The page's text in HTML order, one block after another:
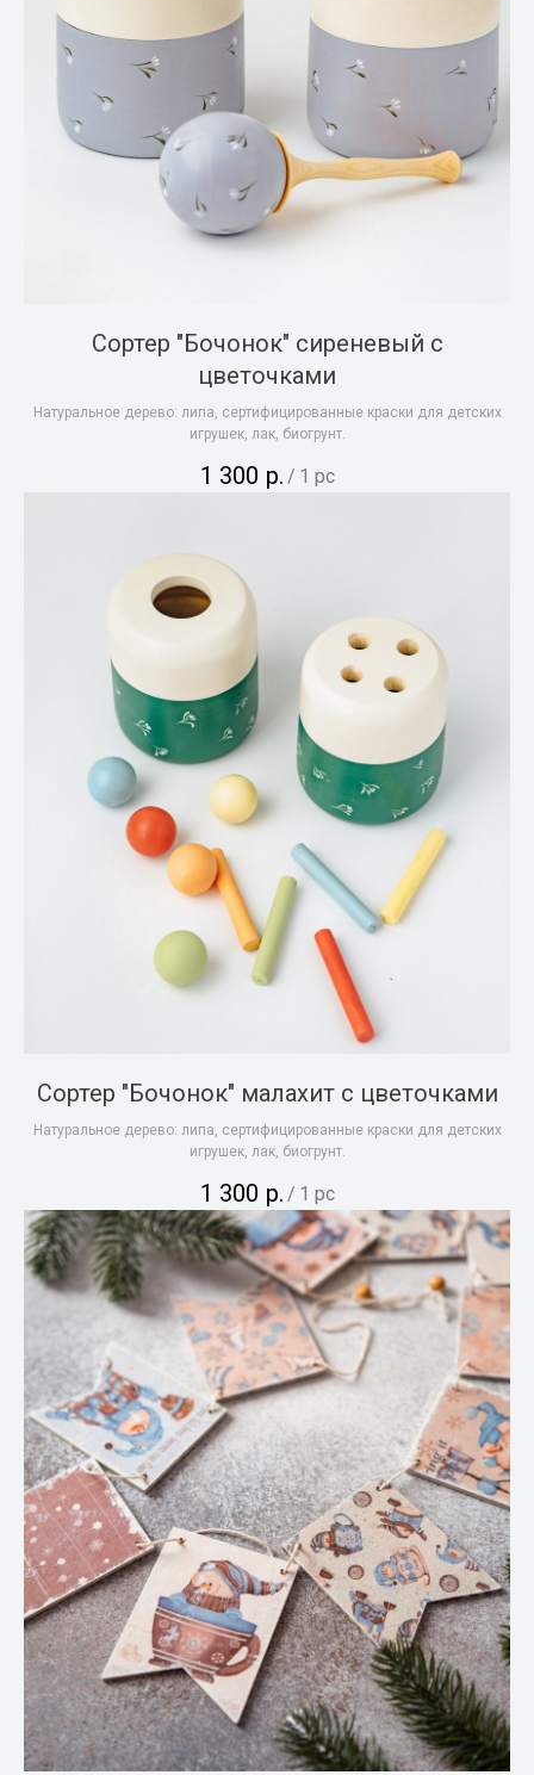
Сортер "Бочонок" сиреневый с
цветочками
Натуральное дерево: липа, сертифицированные краски для детских
игрушек, лак, биогрунт.
1 300 р. / 1 pc
Сортер "Бочонок" малахит с цветочками
Натуральное дерево: липа, сертифицированные краски для детских
игрушек, лак, биогрунт.
1 300 р. / 1 pc